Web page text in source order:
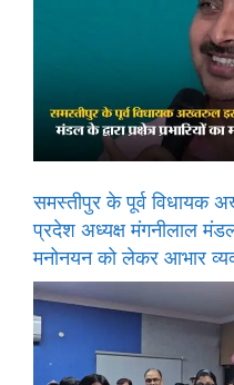
समस्तीपुर के पूर्व विधायक
प्रदेश अध्यक्ष मंगनीलाल मंडल
मनोनयन को लेकर आभार